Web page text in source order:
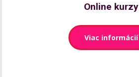
Online kurzy
Viac informácií